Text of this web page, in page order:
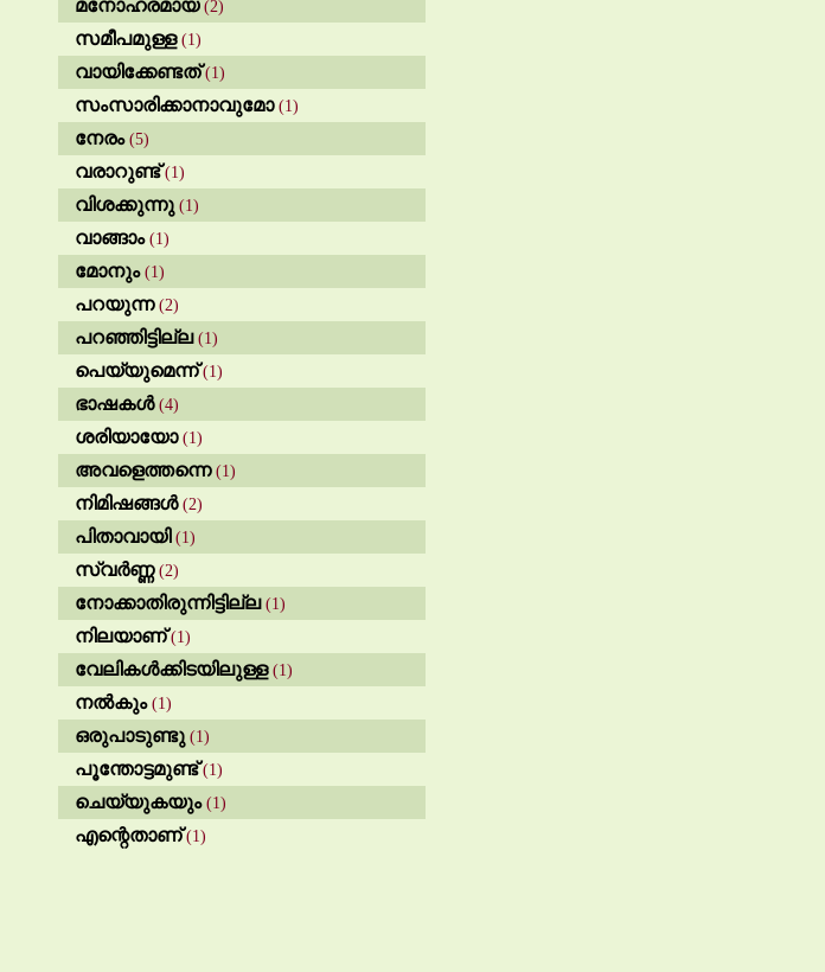
മനോഹരമായ(2)
സമീപമുള്ള(1)
വായിക്കേണ്ടത്(1)
സംസാരിക്കാനാവുമോ(1)
നേരം(5)
വരാറുണ്ട്(1)
വിശക്കുന്നു (1)
വാങ്ങാം(1)
മോനും(1)
പറയുന്ന(2)
പറഞ്ഞിട്ടില്ല(1)
പെയ്യുമെന്ന്(1)
ഭാഷകൾ(4)
ശരിയായോ(1)
അവളെത്തന്നെ(1)
നിമിഷങ്ങൾ(2)
പിതാവായി (1)
സ്വർണ്ണ(2)
നോക്കാതിരുന്നിട്ടില്ല(1)
നിലയാണ്(1)
വേലികൾക്കിടയിലുള്ള(1)
നൽകും(1)
ഒരുപാടുണ്ടു (1)
പൂന്തോട്ടമുണ്ട്(1)
ചെയ്യുകയും(1)
എന്റെതാണ്(1)